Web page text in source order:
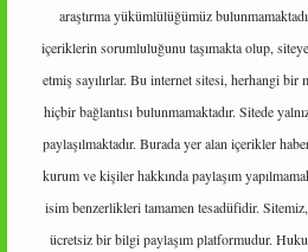
araştırma yükümlülüğümüz
içeriklerin sorumluluğunu taşımakta olup,
etmiş sayılırlar. Bu internet sitesi, herhangi bir
hiçbir bağlantısı bulunmamaktadır. Sitede
paylaşılmaktadır. Burada yer alan içerikler
kurum ve kişiler hakkında paylaşım
isim benzerlikleri tamamen tesadüfidir.
ücretsiz bir bilgi paylaşım platformudur.